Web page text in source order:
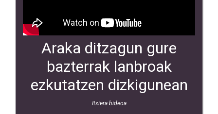
Araka ditzagun gure
bazterrak lanbroak
ezkutatzen dizkigunean
Itxiera bideoa